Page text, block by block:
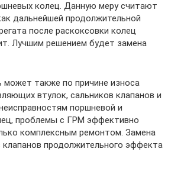
колец. Данную меру считают
дальнейшей продолжительной
после раскоксовки колец
Лучшим решением будет замена
может также по причине износа
втулок, сальников клапанов и
поршневой и
проблемы с ГРМ эффективно
комплексным ремонтом. Замена
клапанов продолжительного эффекта